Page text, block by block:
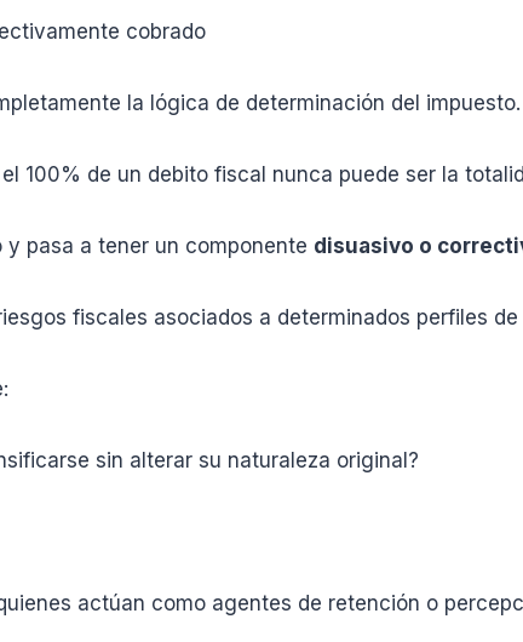
cobrado
la lógica de determinación del impuesto.
100% de un debito fiscal nunca puede ser la
pasa a tener un componente disuasivo o
fiscales asociados a determinados perfiles
sin alterar su naturaleza original?
actúan como agentes de retención o